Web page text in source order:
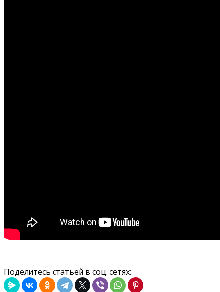
Поделитесь статьей в соц. сетях: